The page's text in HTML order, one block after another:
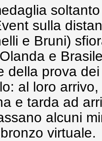
sulla
e Bruni)
e
della prova
al loro
e tarda ad
alcuni
virtuale.